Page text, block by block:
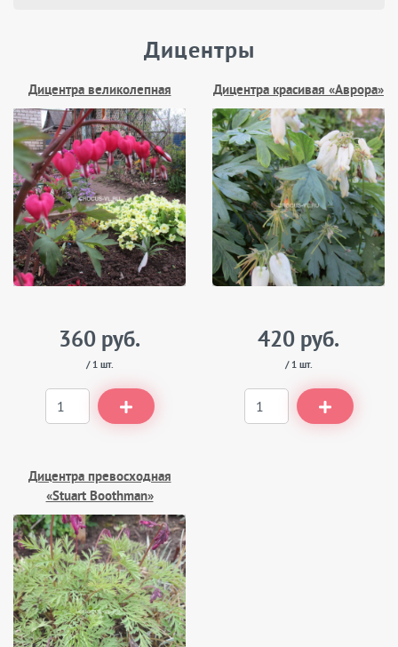
Дицентры
Дицентра великолепная
360 руб.
/ 1 шт.
Дицентра красивая «Аврора»
420 руб.
/ 1 шт.
Дицентра превосходная
«Stuart Boothman»